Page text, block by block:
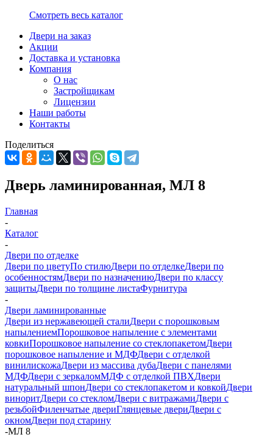
Смотреть весь каталог
Двери на заказ
Акции
Доставка и установка
Компания
О нас
Застройщикам
Лицензии
Наши работы
Контакты
Поделиться
Дверь ламинированная, МЛ 8
Главная
-
Каталог
-
Двери по отделке
Двери по цветуПо стилюДвери по отделкеДвери по
особенностямДвери по назначениюДвери по классу
защитыДвери по толщине листаФурнитура
-
Двери ламинированные
Двери из нержавеющей сталиДвери с порошковым
напылениемПорошковое напыление с элементами
ковкиПорошковое напыление со стеклопакетомДвери
порошковое напыление и МДФДвери с отделкой
винилискожаДвери из массива дубаДвери с панелями
МДФДвери с зеркаломМДФ с отделкой ПВХДвери
натуральный шпонДвери со стеклопакетом и ковкойДвери
виноритДвери со стекломДвери с витражамиДвери с
резьбойФиленчатые двериГлянцевые двериДвери с
окномДвери под старину
-МЛ 8